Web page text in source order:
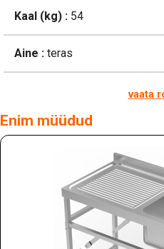
Kaal (kg) : 54
Aine : teras
vaata
Enim müüdud